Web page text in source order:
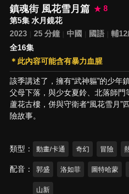
鎮魂街 風花雪月篇
8
第5集 水月鏡花
2023
25 分鐘 中國 國語
輔12
全16集
＊此內容可能含有暴力血腥
該季講述了，擁有“武神軀”的少
父母下落，與少女夏鈴、北落師門
蘆花古樓，併與守衛者“風花雪月”
險故事。
類型 動畫/卡通 奇幻 冒險
配音 郭盛 洛如菲 圖特哈蒙
山新